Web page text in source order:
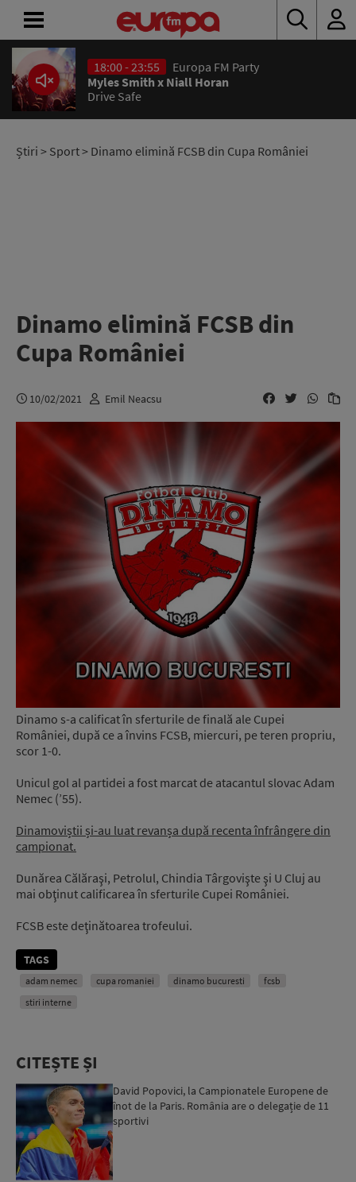
18:00 - 23:55
Europa FM Party
Myles Smith x Niall Horan
Drive Safe
Știri > Sport> Dinamo elimină FCSB din Cupa României
Dinamo elimină FCSB din
Cupa României
10/02/2021 Emil Neacsu
Dinamo s-a calificat în sferturile de finală ale Cupei
României, după ce a învins FCSB, miercuri, pe teren propriu,
scor 1-0.
Unicul gol al partidei a fost marcat de atacantul slovac Adam
Nemec (’55).
Dinamoviștii și-au luat revanșa după recenta înfrângere din
campionat.
Dunărea Călăraşi, Petrolul, Chindia Târgovişte şi U Cluj au
mai obţinut calificarea în sferturile Cupei României.
FCSB este deţinătoarea trofeului.
TAGS
adam nemec cupa romaniei dinamo bucuresti
fcsb
stiri interne
CITEȘTE ȘI
David Popovici, la Campionatele Europene de
înot de la Paris. România are o delegație de 11
sportivi
ACASĂ
ȘTIRI
RADIO